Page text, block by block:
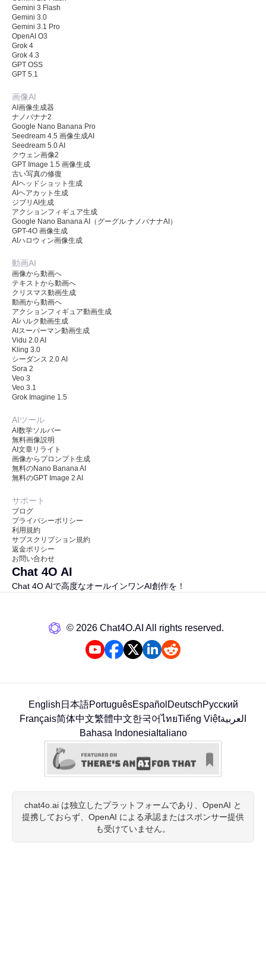
Gemini 3 Flash
Gemini 3.0
Gemini 3.1 Pro
OpenAI O3
Grok 4
Grok 4.3
GPT OSS
GPT 5.1
画像AI
AI画像生成器
ナノバナナ2
Google Nano Banana Pro
Seedream 4.5 画像生成AI
Seedream 5.0 AI
クウェン画像2
GPT Image 1.5 画像生成
古い写真の修復
AIヘッドショット生成
AIヘアカット生成
ジブリAI生成
アクションフィギュア生成
Google Nano Banana AI（グーグル ナノバナナAI）
GPT-4O 画像生成
AIハロウィン画像生成
動画AI
画像から動画へ
テキストから動画へ
クリスマス動画生成
動画から動画へ
アクションフィギュア動画生成
AIハルク動画生成
AIスーパーマン動画生成
Vidu 2.0 AI
Kling 3.0
シーダンス 2.0 AI
Sora 2
Veo 3
Veo 3.1
Grok Imagine 1.5
AIツール
AI数学ソルバー
無料画像説明
AI文章リライト
画像からプロンプト生成
無料のNano Banana AI
無料のGPT Image 2 AI
サポート
ブログ
プライバシーポリシー
利用規約
サブスクリプション規約
返金ポリシー
お問い合わせ
Chat 4O AI
Chat 4O AIで高度なオールインワンAI創作を！
©️ 2026 Chat4O.AI All rights reserved.
English 日本語PortuguêsEspañol DeutschРусский
Français简体中文繁體中文한국어ไทยTiếng Việtالعربية
Bahasa Indonesia Italiano
chat4o.ai は独立したプラットフォームであり、OpenAI と
提携しておらず、OpenAI による承認またはスポンサー提供
も受けていません。